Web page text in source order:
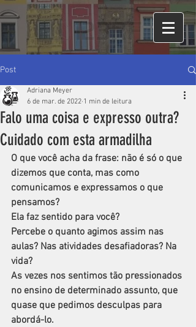
Post
Falo uma coisa e expresso outra?
Cuidado com esta armadilha
Adriana Meyer
6 de mar. de 2022 1 min de leitura
O que você acha da frase: não é só o que
dizemos que conta, mas como
comunicamos e expressamos o que
pensamos?
Ela faz sentido para você?
Percebe o quanto agimos assim nas
aulas? Nas atividades desafiadoras? Na
vida?
As vezes nos sentimos tão pressionados
no ensino de determinado assunto, que
quase que pedimos desculpas para
abordá-lo.